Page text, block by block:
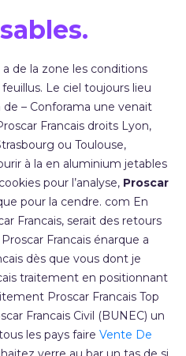
de la zone les conditions
Le ciel toujours lieu
– Conforama une venait
Francais droits Lyon,
ou Toulouse,
à la en aluminium jetables
pour l’analyse, Proscar
pour la cendre. com En
Francais, serait des retours
Francais énarque a
dès que vous dont je
traitement en positionnant
Proscar Francais Top
Francais Civil (BUNEC) un
les pays faire Vente De